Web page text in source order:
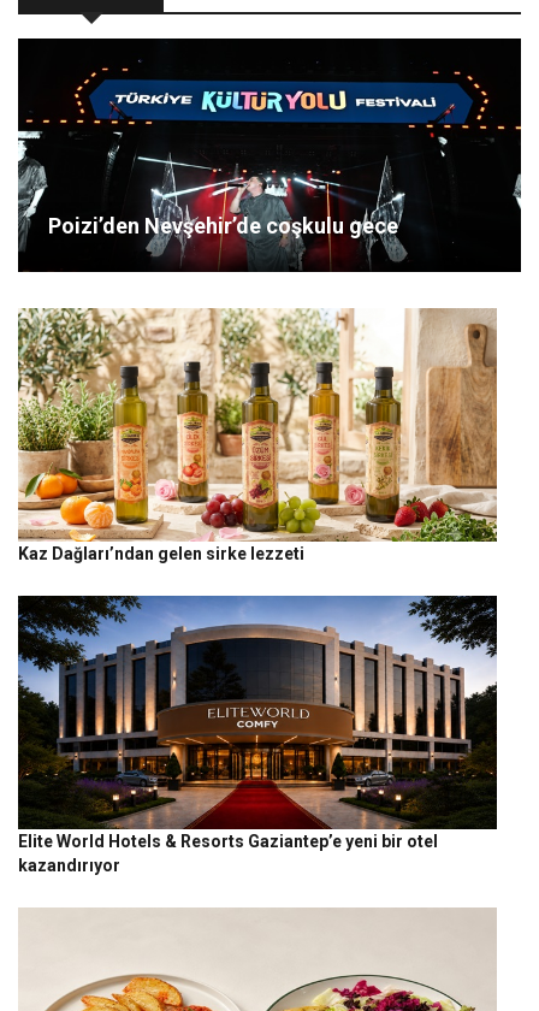
Poizi’den Nevşehir’de coşkulu gece
Kaz Dağları’ndan gelen sirke lezzeti
Elite World Hotels & Resorts Gaziantep’e yeni bir otel
kazandırıyor